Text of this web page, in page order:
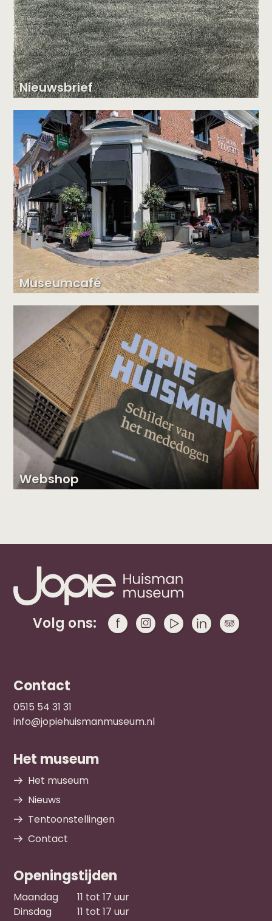
Nieuwsbrief
Museumcafé
Webshop
Volg ons:
Contact
0515 54 31 31
info@jopiehuismanmuseum.nl
Het museum
Het museum
Nieuws
Tentoonstellingen
Contact
Openingstijden
Maandag
11 tot 17 uur
Dinsdag
11 tot 17 uur